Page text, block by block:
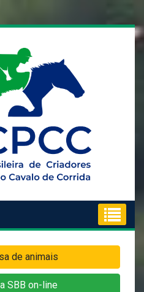
de animais
SBB on-line